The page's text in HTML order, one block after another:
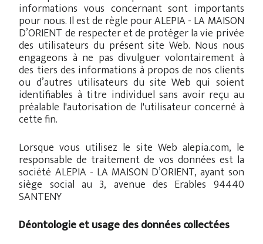
informations vous concernant sont importants
pour nous. Il est de règle pour ALEPIA - LA MAISON
D’ORIENT de respecter et de protéger la vie privée
des utilisateurs du présent site Web. Nous nous
engageons à ne pas divulguer volontairement à
des tiers des informations à propos de nos clients
ou d’autres utilisateurs du site Web qui soient
identifiables à titre individuel sans avoir reçu au
préalable l'autorisation de l'utilisateur concerné à
cette fin.
Lorsque vous utilisez le site Web alepia.com, le
responsable de traitement de vos données est la
société ALEPIA - LA MAISON D’ORIENT, ayant son
siège social au 3, avenue des Erables 94440
SANTENY
Déontologie et usage des données collectées